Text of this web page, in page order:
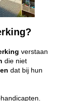
verstaan
die niet
dat bij hun